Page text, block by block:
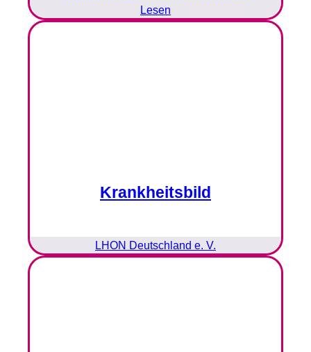
Lesen
Krankheitsbild
LHON Deutschland e. V.